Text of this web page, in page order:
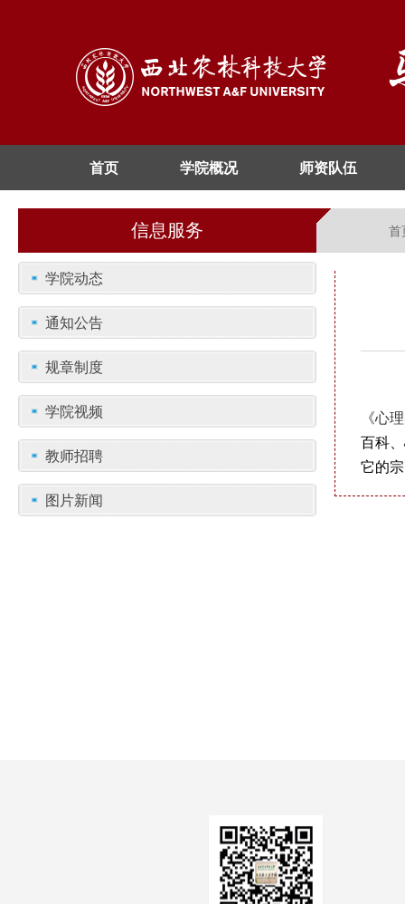
首页 学院概况 师资队伍
信息服务 首
学院动态
通知公告
规章制度
学院视频
教师招聘
图片新闻
《心
百科
它的